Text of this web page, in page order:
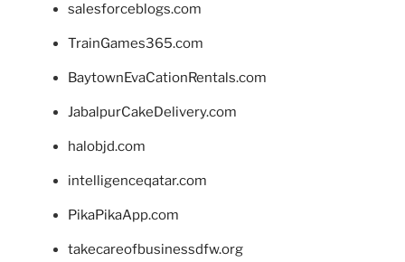
salesforceblogs.com
TrainGames365.com
BaytownEvaCationRentals.com
JabalpurCakeDelivery.com
halobjd.com
intelligenceqatar.com
PikaPikaApp.com
takecareofbusinessdfw.org